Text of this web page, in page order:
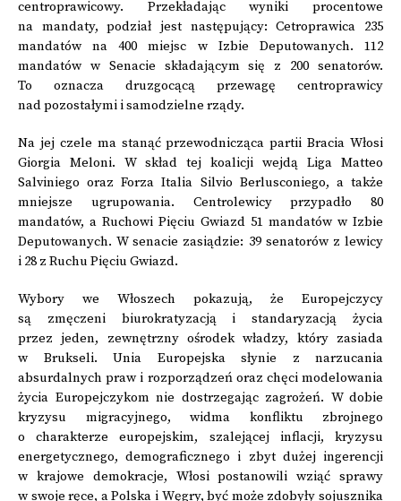
centroprawicowy. Przekładając wyniki procentowe
na mandaty, podział jest następujący: Cetroprawica 235
mandatów na 400 miejsc w Izbie Deputowanych. 112
mandatów w Senacie składającym się z 200 senatorów.
To oznacza druzgocącą przewagę centroprawicy
nad pozostałymi i samodzielne rządy.
Na jej czele ma stanąć przewodnicząca partii Bracia Włosi
Giorgia Meloni. W skład tej koalicji wejdą Liga Matteo
Salviniego oraz Forza Italia Silvio Berlusconiego, a także
mniejsze ugrupowania. Centrolewicy przypadło 80
mandatów, a Ruchowi Pięciu Gwiazd 51 mandatów w Izbie
Deputowanych. W senacie zasiądzie: 39 senatorów z lewicy
i 28 z Ruchu Pięciu Gwiazd.
Wybory we Włoszech pokazują, że Europejczycy
są zmęczeni biurokratyzacją i standaryzacją życia
przez jeden, zewnętrzny ośrodek władzy, który zasiada
w Brukseli. Unia Europejska słynie z narzucania
absurdalnych praw i rozporządzeń oraz chęci modelowania
życia Europejczykom nie dostrzegając zagrożeń. W dobie
kryzysu migracyjnego, widma konfliktu zbrojnego
o charakterze europejskim, szalejącej inflacji, kryzysu
energetycznego, demograficznego i zbyt dużej ingerencji
w krajowe demokracje, Włosi postanowili wziąć sprawy
w swoje ręce, a Polska i Węgry, być może zdobyły sojusznika